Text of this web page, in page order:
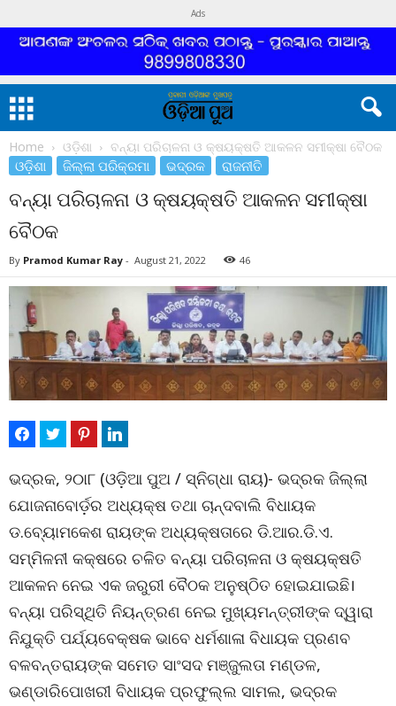
Ads
Home ଓଡ଼ିଶା ବନ୍ୟା ପରିଚାଳନା ଓ କ୍ଷୟକ୍ଷତି ଆକଳନ ସମୀକ୍ଷା ବୈଠକ
ଓଡ଼ିଶା ଜିଲ୍ଲା ପରିକ୍ରମା ଭଦ୍ରକ ରାଜନୀତି
ବନ୍ୟା ପରିଚାଳନା ଓ କ୍ଷୟକ୍ଷତି ଆକଳନ ସମୀକ୍ଷା
ବୈଠକ
By Pramod Kumar Ray - August 21, 2022 46
ଭଦ୍ରକ, ୨୦ା୮ (ଓଡ଼ିଆ ପୁଅ / ସ୍ନିଗ୍ଧା ରାୟ)- ଭଦ୍ରକ ଜିଲ୍ଲା
ଯୋଜନାବୋର୍ଡ଼ର ଅଧ୍ୟକ୍ଷ ତଥା ଚାନ୍ଦବାଲି ବିଧାୟକ
ଡ.ବ୍ୟୋମକେଶ ରାୟଙ୍କ ଅଧ୍ୟକ୍ଷତାରେ ଡି.ଆର.ଡି.ଏ.
ସମ୍ମିଳନୀ କକ୍ଷରେ ଚଳିତ ବନ୍ୟା ପରିଚାଳନା ଓ କ୍ଷୟକ୍ଷତି
ଆକଳନ ନେଇ ଏକ ଜରୁରୀ ବୈଠକ ଅନୁଷ୍ଠିତ ହୋଇଯାଇଛି।
ବନ୍ୟା ପରିସ୍ଥିତି ନିୟନ୍ତ୍ରଣ ନେଇ ମୁଖ୍ୟମନ୍ତ୍ରୀଙ୍କ ଦ୍ୱାରା
ନିଯୁକ୍ତି ପର୍ଯ୍ୟବେକ୍ଷକ ଭାବେ ଧର୍ମଶାଳା ବିଧାୟକ ପ୍ରଣବ
ବଳବନ୍ତରାୟଙ୍କ ସମେତ ସାଂସଦ ମଞ୍ଜୁଲତା ମଣ୍ଡଳ,
ଭଣ୍ଡାରିପୋଖରୀ ବିଧାୟକ ପ୍ରଫୁଲ୍ଲ ସାମଲ, ଭଦ୍ରକ